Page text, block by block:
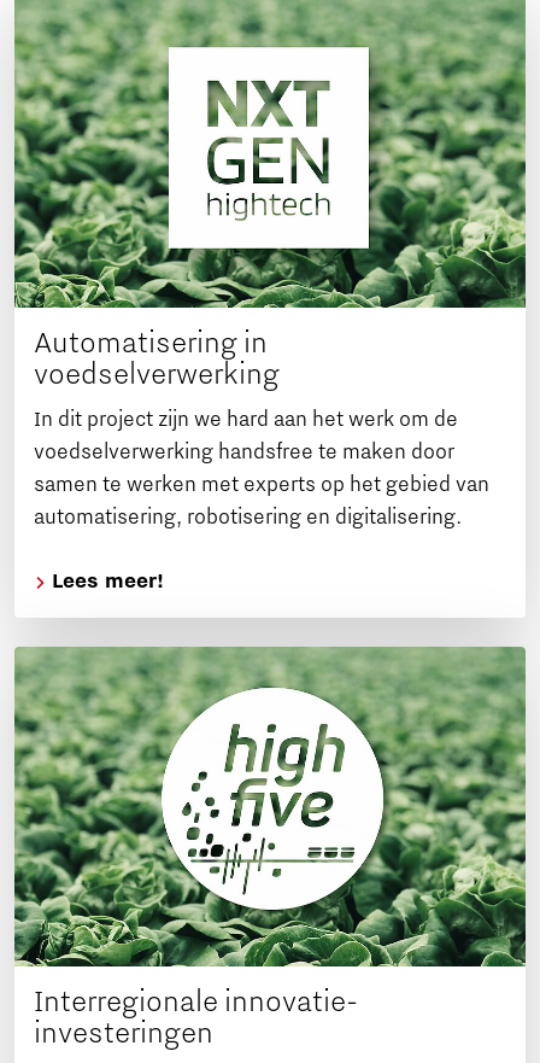
Automatisering in
voedselverwerking
In dit project zijn we hard aan het werk om de
voedselverwerking handsfree te maken door
samen te werken met experts op het gebied van
automatisering, robotisering en digitalisering.
Lees meer!
Interregionale innovatie-
investeringen